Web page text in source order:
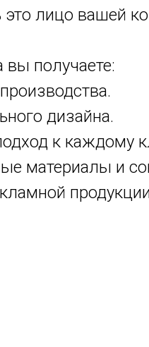
это лицо вашей
получаете:
дизайна.
к каждому
материалы и